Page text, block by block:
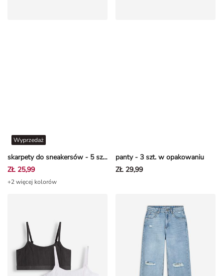
skarpety do sneakersów - 5 szt. w opakowaniu
Wyprzedaż
ZŁ 25,99
+2 więcej kolorów
panty - 3 szt. w opakowaniu
ZŁ 29,99